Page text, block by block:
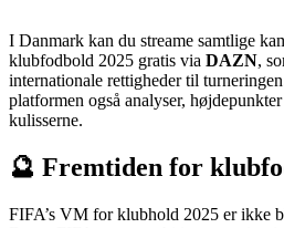
I Danmark kan du streame samtlige
klubfodbold 2025 gratis via DAZN,
internationale rettigheder til
platformen også analyser,
kulisserne.
🔮 Fremtiden for
FIFA’s VM for klubhold 2025 er ikke